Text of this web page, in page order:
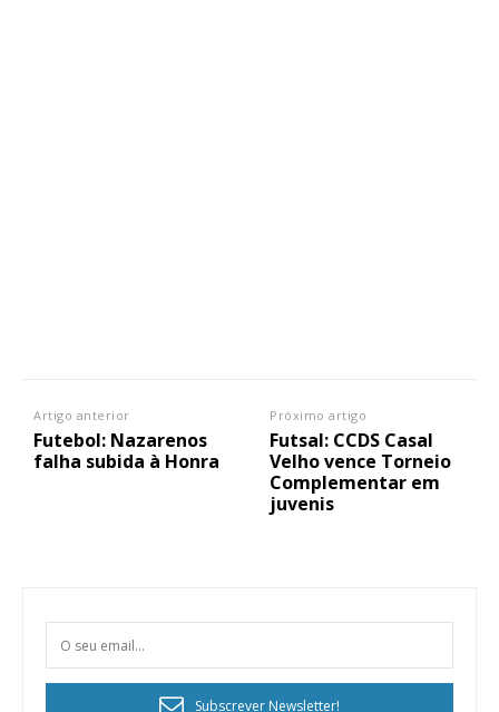
Artigo anterior
Futebol: Nazarenos
falha subida à Honra
Próximo artigo
Futsal: CCDS Casal
Velho vence Torneio
Complementar em
juvenis
Subscrever Newsletter!